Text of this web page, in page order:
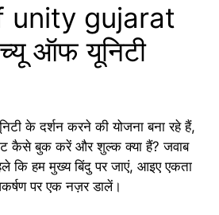
unity gujarat
ऑफ यूनिटी
के दर्शन करने की योजना बना रहे हैं,
कैसे बुक करें और शुल्क क्या हैं? जवाब
कि हम मुख्य बिंदु पर जाएं, आइए एकता
पर एक नज़र डालें।